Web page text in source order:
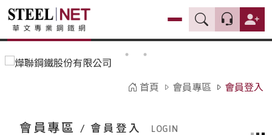
首頁 會員專區 會員登入
會員專區 / 會員登入